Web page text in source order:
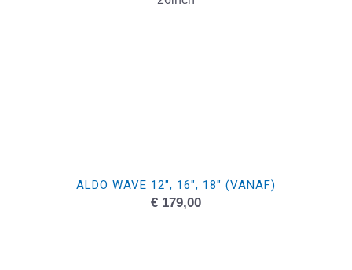
ALDO WAVE 12″, 16″, 18″ (VANAF)
€179,00